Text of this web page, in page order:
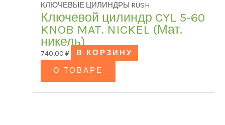
КЛЮЧЕВЫЕ ЦИЛИНДРЫ RUSH
Ключевой цилиндр CYL 5-60
KNOB MAT. NICKEL (Мат.
никель)
740,00 ₽
В КОРЗИНУ
О ТОВАРЕ